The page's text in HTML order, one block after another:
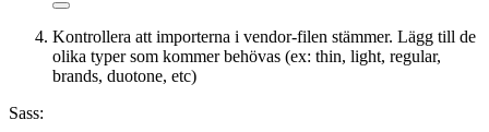
Kontrollera att importerna i vendor-filen stämmer. Lägg till de
olika typer som kommer behövas (ex: thin, light, regular,
brands, duotone, etc)
Sass: